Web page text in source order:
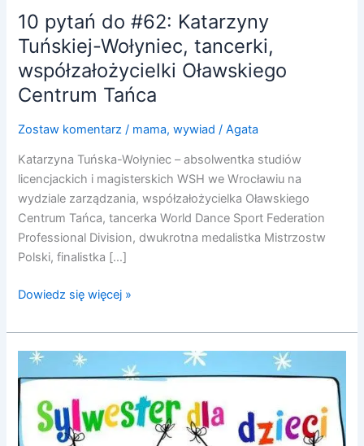
10 pytań do #62: Katarzyny
Tuńskiej-Wołyniec, tancerki,
współzałożycielki Oławskiego
Centrum Tańca
Zostaw komentarz / mama,wywiad /Agata
Katarzyna Tuńska-Wołyniec – absolwentka studiów
licencjackich i magisterskich WSH we Wrocławiu na
wydziale zarządzania, współzałożycielka Oławskiego
Centrum Tańca, tancerka World Dance Sport Federation
Professional Division, dwukrotna medalistka Mistrzostw
Polski, finalistka […]
Dowiedz się więcej »
Sylwester
Dla
Dzieci
W
OCT